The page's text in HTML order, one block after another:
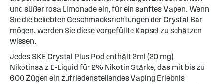
und süßer rosa Limonade ein, für ein sanftes Vapen. Wenn
Sie die beliebten Geschmacksrichtungen der Crystal Bar
mögen, werden Sie diese vorgefüllte Kapsel zu schätzen
wissen.
Jedes SKE Crystal Plus Pod enthält 2ml (20 mg)
Nikotinsalz E-Liquid für 2% Nikotin Stärke, das mit bis zu
600 Zügen ein zufriedenstellendes Vaping Erlebnis